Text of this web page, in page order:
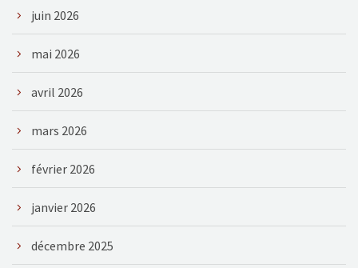
juin 2026
mai 2026
avril 2026
mars 2026
février 2026
janvier 2026
décembre 2025